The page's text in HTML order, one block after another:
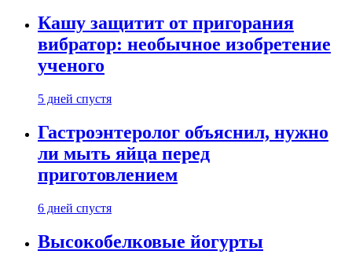
Кашу защитит от пригорания
вибратор: необычное изобретение
ученого
5 дней спустя
Гастроэнтеролог объяснил, нужно
ли мыть яйца перед
приготовлением
6 дней спустя
Высокобелковые йогурты